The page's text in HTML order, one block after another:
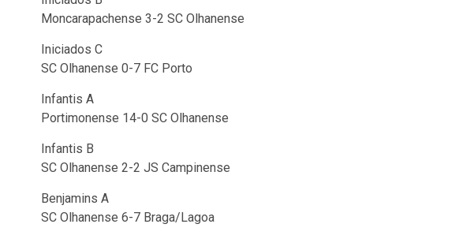
Moncarapachense 3-2 SC Olhanense
Iniciados C
SC Olhanense 0-7 FC Porto
Infantis A
Portimonense 14-0 SC Olhanense
Infantis B
SC Olhanense 2-2 JS Campinense
Benjamins A
SC Olhanense 6-7 Braga/Lagoa